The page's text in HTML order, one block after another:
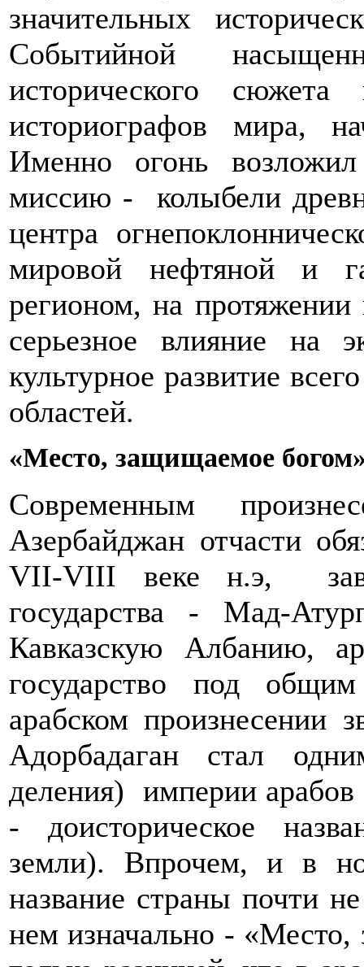
значительных
Событийной
исторического
историографов мира,
Именно огонь
миссию - колыбели
центра
мировой нефтяной и
регионом, на
серьезное влияние на
культурное развитие
областей.
«Место, защищаемое
Современным
Азербайджан отчасти
VII-VIII веке н.э,
государства - Мад-
Кавказскую Албанию,
государство под
арабском произнесении
Адорбадаган стал
деления) империи
- доисторическое
земли). Впрочем, и в
название страны почти
нем изначально -